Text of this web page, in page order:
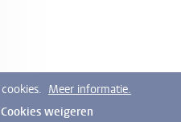
Meer informatie.
Cookies weigeren